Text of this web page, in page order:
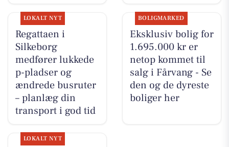
LOKALT NYT
Regattaen i
Silkeborg
medfører lukkede
p-pladser og
ændrede busruter
– planlæg din
transport i god tid
BOLIGMARKED
Eksklusiv bolig for
1.695.000 kr er
netop kommet til
salg i Fårvang - Se
den og de dyreste
boliger her
LOKALT NYT